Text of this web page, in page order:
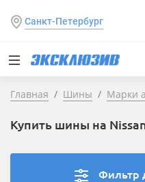
Санкт-Петербург
Главная Шины Марки
Купить шины на
Фильтр